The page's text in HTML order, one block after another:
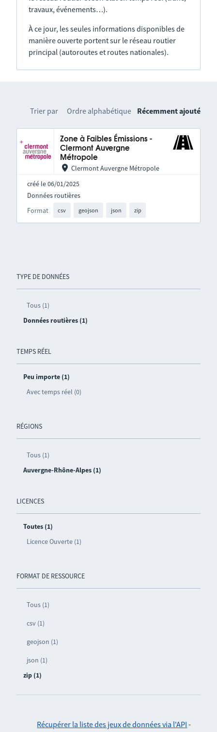
travaux, événements…).
À ce jour, les seules informations disponibles de
manière ouverte portent sur le réseau routier
principal (autoroutes et routes nationales).
TYPE DE DONNÉES
Tous (1)
Données routières (1)
TEMPS RÉEL
Peu importe (1)
Avec temps réel (0)
RÉGIONS
Tous (1)
Auvergne-Rhône-Alpes (1)
LICENCES
Toutes (1)
Licence Ouverte (1)
FORMAT DE RESSOURCE
Tous (1)
csv (1)
geojson (1)
json (1)
zip (1)
Trier par Ordre alphabétique Récemment ajouté
Zone à Faibles Émissions -
Clermont Auvergne
Métropole
Clermont Auvergne Métropole
créé le 06/01/2025
Format csv geojson json zip
Données routières
Récupérer la liste des jeux de données via l'API -